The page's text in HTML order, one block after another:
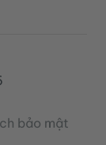
bảo mật